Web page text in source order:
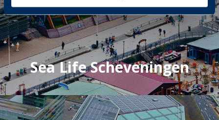
Sea Life Scheveningen